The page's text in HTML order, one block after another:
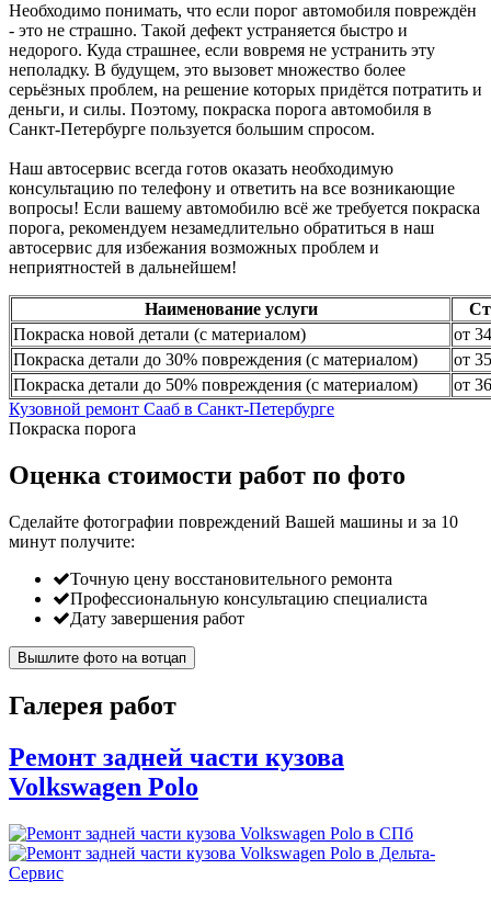
Необходимо понимать, что если порог автомобиля повреждён
- это не страшно. Такой дефект устраняется быстро и
недорого. Куда страшнее, если вовремя не устранить эту
неполадку. В будущем, это вызовет множество более
серьёзных проблем, на решение которых придётся потратить и
деньги, и силы. Поэтому, покраска порога автомобиля в
Санкт-Петербурге пользуется большим спросом.
Наш автосервис всегда готов оказать необходимую
консультацию по телефону и ответить на все возникающие
вопросы! Если вашему автомобилю всё же требуется покраска
порога, рекомендуем незамедлительно обратиться в наш
автосервис для избежания возможных проблем и
неприятностей в дальнейшем!
Наименование услуги
Покраска новой детали (с материалом)
от
Покраска детали до 30% повреждения (с материалом)
от
Покраска детали до 50% повреждения (с материалом)
от
Кузовной ремонт Сааб в Санкт-Петербурге
Покраска порога
Оценка стоимости работ по фото
Сделайте фотографии повреждений Вашей машины и за 10
минут получите:
Точную цену восстановительного ремонта
Профессиональную консультацию специалиста
Дату завершения работ
Вышлите фото на вотцап
Галерея работ
Ремонт задней части кузова
Volkswagen Polo